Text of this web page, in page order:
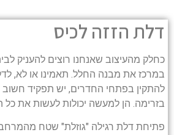
דלת הזזה לכיס
כחלק מהעיצוב שאנחנו רוצים להעניק
במרכז את מבנה החלל. תאמינו או לא,
להתקין בפתחי החדרים, יש תפקיד חשוב
בזרימה. הן למעשה יכולות לעשות את כל
פתיחת דלת רגילה "גוזלת" שטח מהמרחב